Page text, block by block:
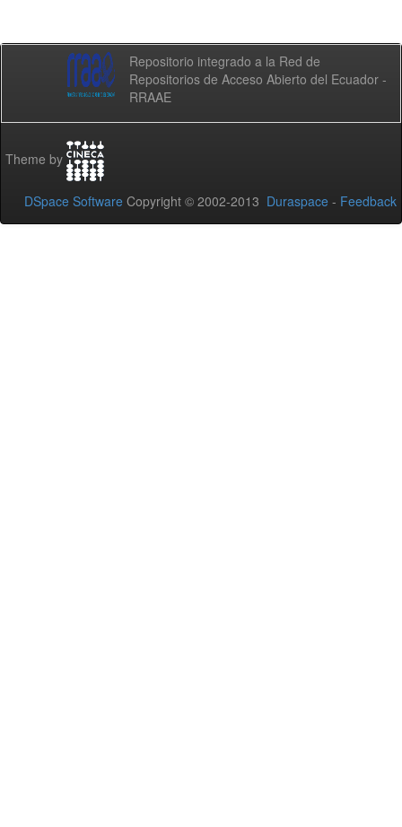
Repositorio integrado a la Red de
Repositorios de Acceso Abierto del Ecuador -
RRAAE
Theme by
DSpace Software Copyright © 2002-2013 Duraspace - Feedback